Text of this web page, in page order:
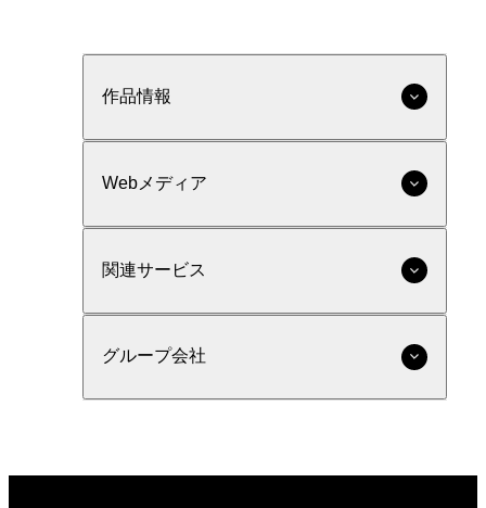
作品情報
Webメディア
関連サービス
グループ会社